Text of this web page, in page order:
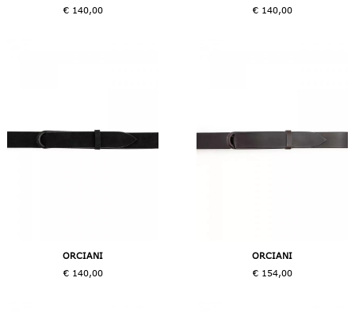
€ 140,00 € 140,00
ORCIANI
€ 140,00
ORCIANI
€ 154,00